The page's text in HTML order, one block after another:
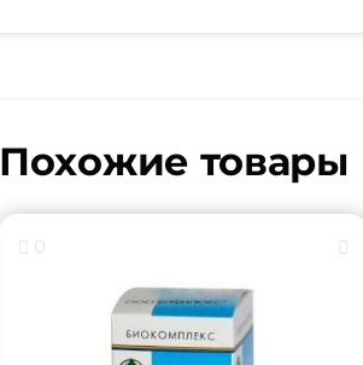
Похожие товары
0